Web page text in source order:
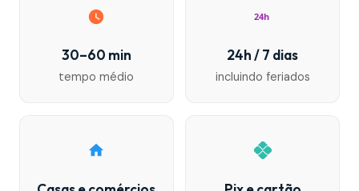
30–60 min
tempo médio
24h
24h / 7 dias
incluindo feriados